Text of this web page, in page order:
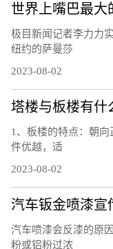
极目新闻记者李力力
纽约的萨曼莎
2023-08-02
塔楼与板楼有什
1、板楼的特点：朝
件优越，适
2023-08-02
汽车喷漆会反漆的原
粉或铝粉过浓